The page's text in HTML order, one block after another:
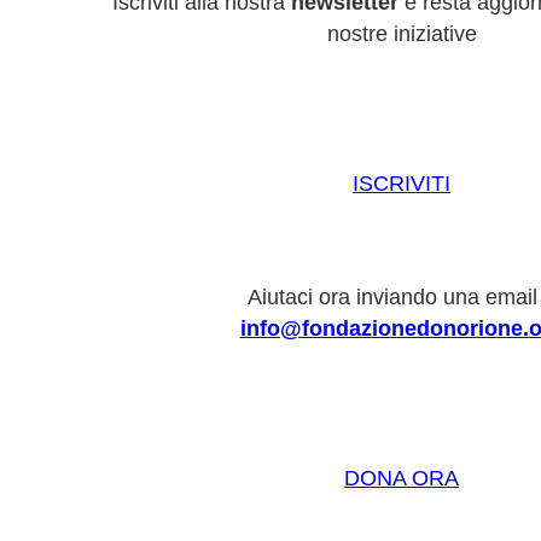
nostre iniziative
ISCRIVITI
Aiutaci ora inviando una email
DONA ORA